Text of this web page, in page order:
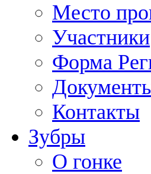
Место
Участники
Форма
Контакты
Зубры
О гонке